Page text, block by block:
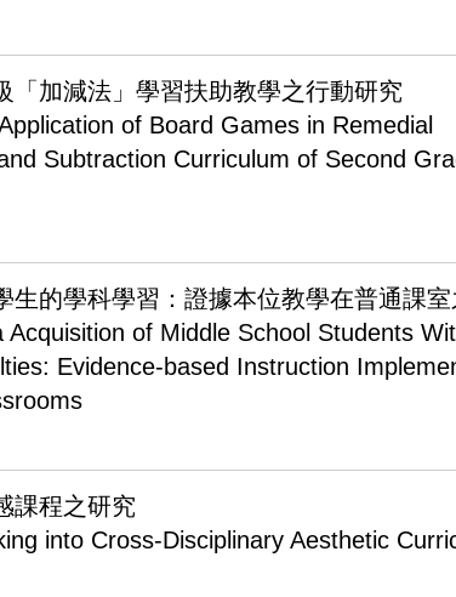
「加減法」學習扶助教學之行動研究
of Board Games in Remedial
Subtraction Curriculum of Second
生的學科學習：證據本位教學在普通課
of Middle School Students
Evidence-based Instruction
課程之研究
into Cross-Disciplinary Aesthetic